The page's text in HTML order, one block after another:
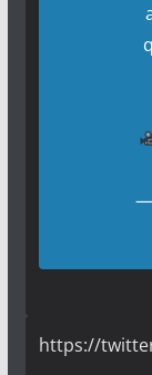
—
https://